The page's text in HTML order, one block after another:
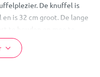
De knuffel is
is 32 cm groot. De lange
te houden en mee te
ook nog eens een echte